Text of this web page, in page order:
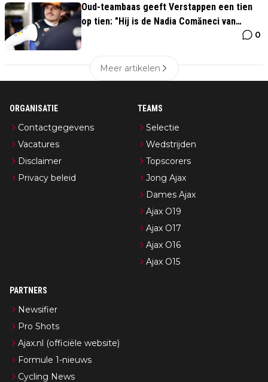
Oud-teambaas geeft Verstappen een tien
op tien: "Hij is de Nadia Comăneci van
0
Meer artikelen
ORGANISATIE
Contactgegevens
Vacatures
Disclaimer
Privacy beleid
TEAMS
Selectie
Wedstrijden
Topscorers
Jong Ajax
Dames Ajax
Ajax O19
Ajax O17
Ajax O16
Ajax O15
PARTNERS
Newsifier
Pro Shots
Ajax.nl (officiële website)
Formule 1-nieuws
Cycling News